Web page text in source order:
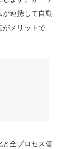
が連携して自動
がメリットで
と全プロセス管